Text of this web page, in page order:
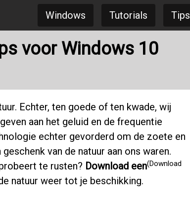
Windows Tutorials Tips
voor Windows 10
Echter, ten goede of ten kwade, wij
aan het geluid en de frequentie
echter gevorderd om de zoete en
van de natuur aan ons waren.
te rusten? Download een(Download
natuur weer tot je beschikking.